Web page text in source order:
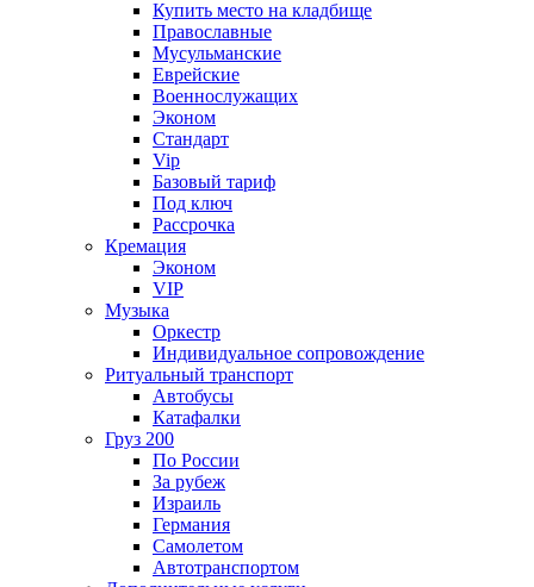
Купить место на кладбище
Православные
Мусульманские
Еврейские
Военнослужащих
Эконом
Стандарт
Vip
Базовый тариф
Под ключ
Рассрочка
Кремация
Эконом
VIP
Музыка
Оркестр
Индивидуальное сопровождение
Ритуальный транспорт
Автобусы
Катафалки
Груз 200
По России
За рубеж
Израиль
Германия
Самолетом
Автотранспортом